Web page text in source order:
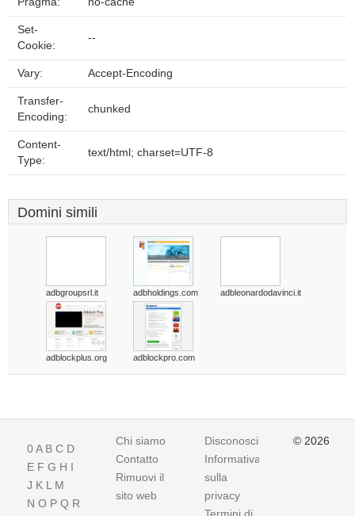
Set-
Cookie:
--
Vary: Accept-Encoding
Transfer-
Encoding:
chunked
Content-
Type:
text/html; charset=UTF-8
Domini simili
adbgroupsrl.it adbholdings.com adbleonardodavinci.it
adblockplus.org adblockpro.com
0A B C D
E F G H I
J K L M
N O P Q R
Chi siamo
Contatto
Rimuovi il
sito web
Disconoscimento
Informativa
sulla
privacy
© 2026